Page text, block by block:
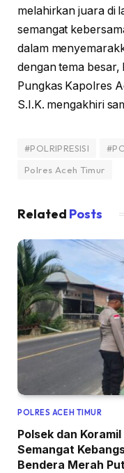
melahirkan juara di
semangat
dalam
dengan tema
Pungkas Kapolres
S.I.K. mengakhiri
#POLRIPRESISI
Polres Aceh Timur
Related Posts
POLRES ACEH TIMUR
Polsek dan
Semangat
Bendera Merah